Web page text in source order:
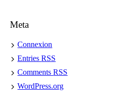
Meta
Connexion
EntriesRSS
CommentsRSS
WordPress.org